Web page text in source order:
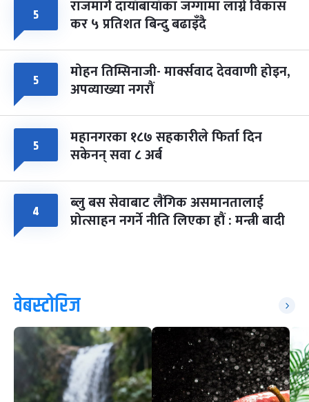
५ राजमार्ग दायाँबायाँका जग्गामा लाग्ने विकास
कर ५ प्रतिशत बिन्दु बढाइँदै
५ मोहन तिम्सिनाजी- मार्क्सवाद देववाणी होइन,
अपव्याख्या नगरौं
५ महानगरका १८७ सहकारीले फिर्ता दिन
सकेनन् सवा ८ अर्ब
४ ब्लु बस सेवाबाट लैंगिक असमानतालाई
प्रोत्साहन नगर्ने नीति लिएका हौं : मन्त्री बादी
वेबस्टोरिज